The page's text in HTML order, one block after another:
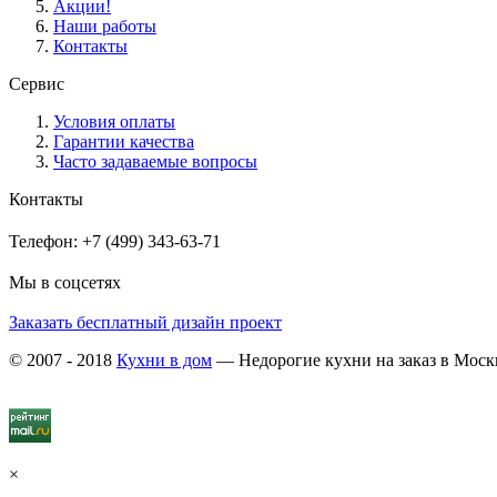
Акции!
Наши работы
Контакты
Сервис
Условия оплаты
Гарантии качества
Часто задаваемые вопросы
Контакты
Телефон: +7 (499) 343-63-71
Мы в соцсетях
Заказать бесплатный дизайн проект
© 2007 - 2018 Кухни в дом — Недорогие кухни на заказ в
×